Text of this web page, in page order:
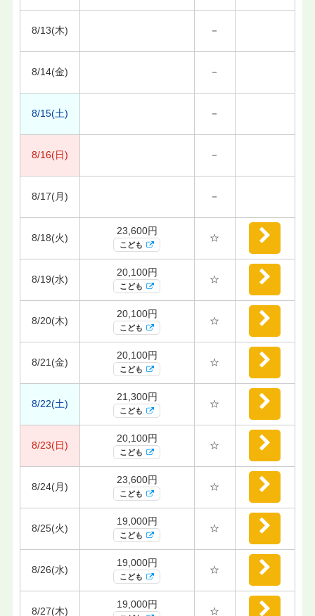
8/13(木) －
8/14(金) －
8/15(土) －
8/16(日) －
8/17(月) －
8/18(火)
23,600円
こども
☆
8/19(水)
20,100円
こども
☆
8/20(木)
20,100円
こども
☆
8/21(金)
20,100円
こども
☆
8/22(土)
21,300円
こども
☆
8/23(日)
20,100円
こども
☆
8/24(月)
23,600円
こども
☆
8/25(火)
19,000円
こども
☆
8/26(水)
19,000円
こども
☆
8/27(木)
19,000円
☆